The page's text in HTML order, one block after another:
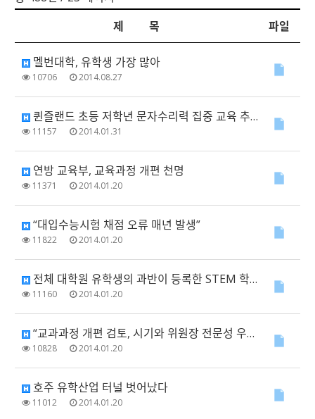
제 목 파일
멜번대학, 유학생 가장 많아
10706 2014.08.27
퀸즐랜드 초등 저학년 문자수리력 집중 교육 추진
11157 2014.01.31
연방 교육부, 교육과정 개편 천명
11371 2014.01.20
“대입수능시험 채점 오류 매년 발생”
11822 2014.01.20
전체 대학원 유학생의 과반이 등록한 STEM 학과란?
11160 2014.01.20
“교과과정 개편 검토, 시기와 위원장 전문성 우려”
10828 2014.01.20
호주 유학산업 터널 벗어났다
11012 2014.01.20